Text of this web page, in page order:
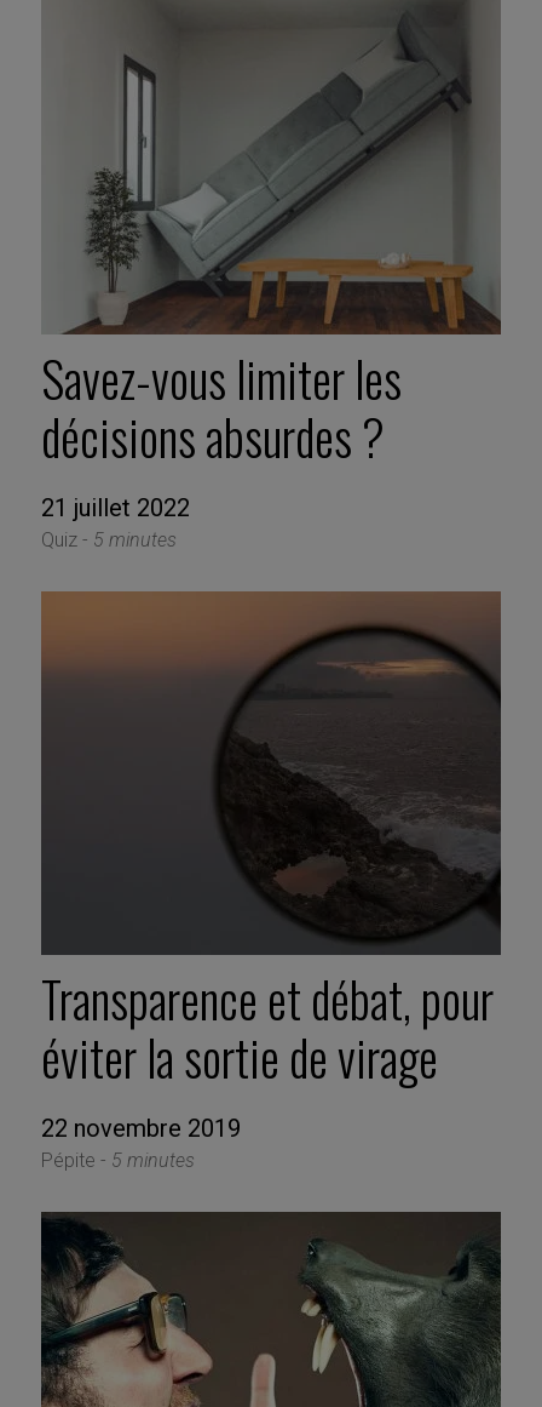
Savez-vous limiter les
décisions absurdes ?
21 juillet 2022
Quiz - 5 minutes
Transparence et débat, pour
éviter la sortie de virage
22 novembre 2019
Pépite - 5 minutes